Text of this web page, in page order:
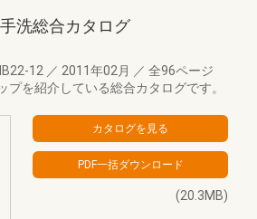
洗総合カタログ
12 ／ 2011年02月 ／ 全96ページ
プを紹介している総合カタログです。
(20.3MB)